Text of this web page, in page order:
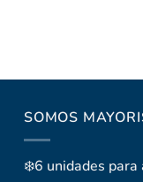
SOMOS
❄️6 unidades para